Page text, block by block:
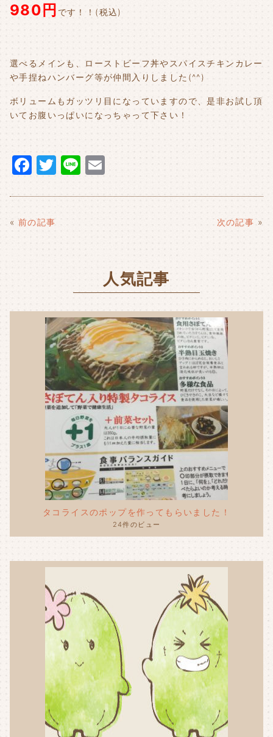
980円 です！！(税込)
選べるメインも、ローストビーフ丼やスパイスチキンカレー
や手捏ねハンバーグ等が仲間入りしました(^^)
ボリュームもガッツリ目になっていますので、是非お試し頂
いてお腹いっぱいになっちゃって下さい！
F
c
e
T
it
Li
e ai
l
« 前の記事 次の記事 »
人気記事
タコライスのポップを作ってもらいました！
24件のビュー